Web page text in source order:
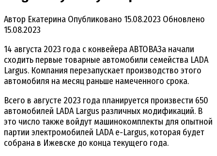
Автор Екатерина Опубликовано 15.08.2023 Обновлено
15.08.2023
14 августа 2023 года с конвейера АВТОВАЗа начали
сходить первые товарные автомобили семейства LADA
Largus. Компания перезапускает производство этого
автомобиля на месяц раньше намеченного срока.
Всего в августе 2023 года планируется произвести 650
автомобилей LADA Largus различных модификаций. В
это число также войдут машинокомплекты для опытной
партии электромобилей LADA e-Largus, которая будет
собрана в Ижевске до конца текущего года.